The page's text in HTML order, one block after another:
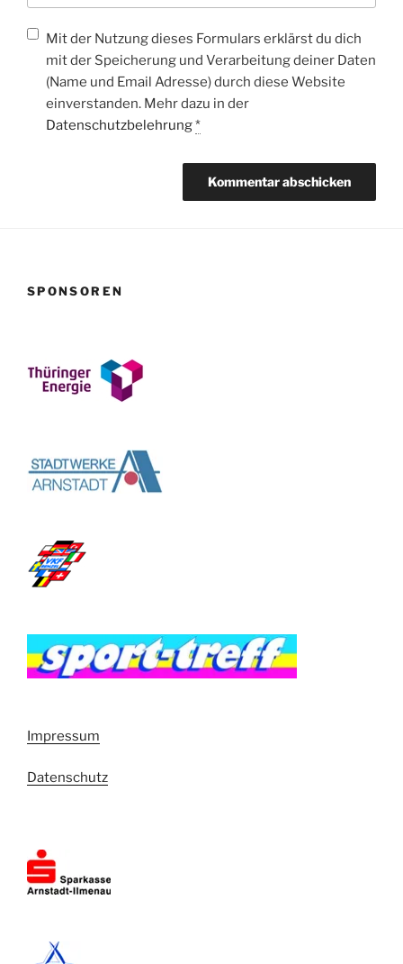
Mit der Nutzung dieses Formulars erklärst du dich
mit der Speicherung und Verarbeitung deiner Daten
(Name und Email Adresse) durch diese Website
einverstanden. Mehr dazu in der
Datenschutzbelehrung*
SPONSOREN
Impressum
Datenschutz